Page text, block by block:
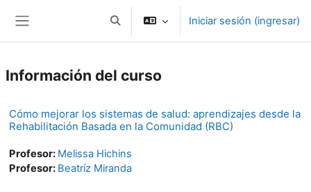
Activar o desactivar entrada de búsqueda
Iniciar sesión (ingresar)
Información del curso
Cómo mejorar los sistemas de salud: aprendizajes desde la
Rehabilitación Basada en la Comunidad (RBC)
Profesor: Melissa Hichins
Profesor: Beatríz Miranda